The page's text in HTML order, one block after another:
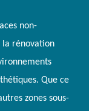
non-
la rénovation
Que ce
zones sous-